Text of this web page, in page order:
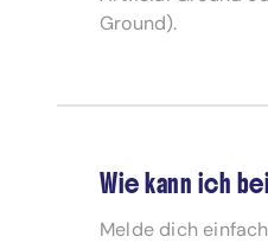
Ground).
Wie kann ich
Melde dich